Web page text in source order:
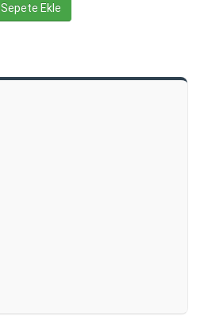
Sepete Ekle